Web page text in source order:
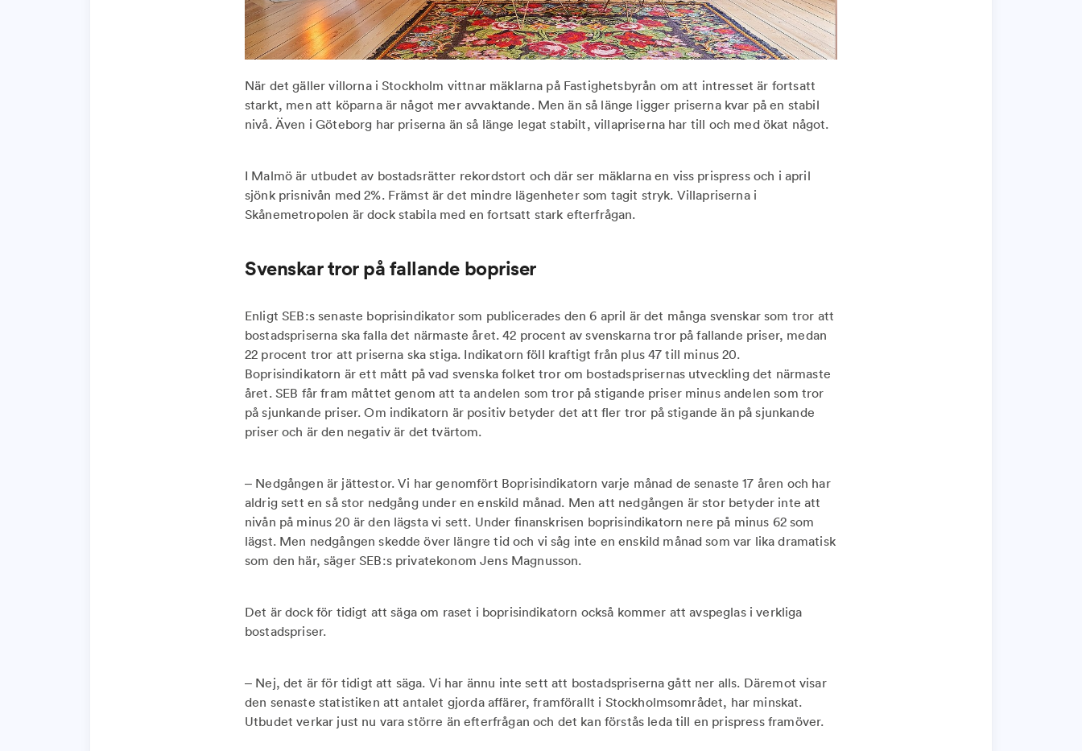
När det gäller villorna i Stockholm vittnar mäklarna på Fastighetsbyrån om att intresset är fortsatt
starkt, men att köparna är något mer avvaktande. Men än så länge ligger priserna kvar på en stabil
nivå. Även i Göteborg har priserna än så länge legat stabilt, villapriserna har till och med ökat något.
I Malmö är utbudet av bostadsrätter rekordstort och där ser mäklarna en viss prispress och i april
sjönk prisnivån med 2%. Främst är det mindre lägenheter som tagit stryk. Villapriserna i
Skånemetropolen är dock stabila med en fortsatt stark efterfrågan.
Svenskar tror på fallande bopriser
Enligt SEB:s senaste boprisindikator som publicerades den 6 april är det många svenskar som tror att
bostadspriserna ska falla det närmaste året. 42 procent av svenskarna tror på fallande priser, medan
22 procent tror att priserna ska stiga. Indikatorn föll kraftigt från plus 47 till minus 20.
Boprisindikatorn är ett mått på vad svenska folket tror om bostadsprisernas utveckling det närmaste
året. SEB får fram måttet genom att ta andelen som tror på stigande priser minus andelen som tror
på sjunkande priser. Om indikatorn är positiv betyder det att fler tror på stigande än på sjunkande
priser och är den negativ är det tvärtom.
– Nedgången är jättestor. Vi har genomfört Boprisindikatorn varje månad de senaste 17 åren och har
aldrig sett en så stor nedgång under en enskild månad. Men att nedgången är stor betyder inte att
nivån på minus 20 är den lägsta vi sett. Under finanskrisen boprisindikatorn nere på minus 62 som
lägst. Men nedgången skedde över längre tid och vi såg inte en enskild månad som var lika dramatisk
som den här, säger SEB:s privatekonom Jens Magnusson.
Det är dock för tidigt att säga om raset i boprisindikatorn också kommer att avspeglas i verkliga
bostadspriser.
– Nej, det är för tidigt att säga. Vi har ännu inte sett att bostadspriserna gått ner alls. Däremot visar
den senaste statistiken att antalet gjorda affärer, framförallt i Stockholmsområdet, har minskat.
Utbudet verkar just nu vara större än efterfrågan och det kan förstås leda till en prispress framöver.